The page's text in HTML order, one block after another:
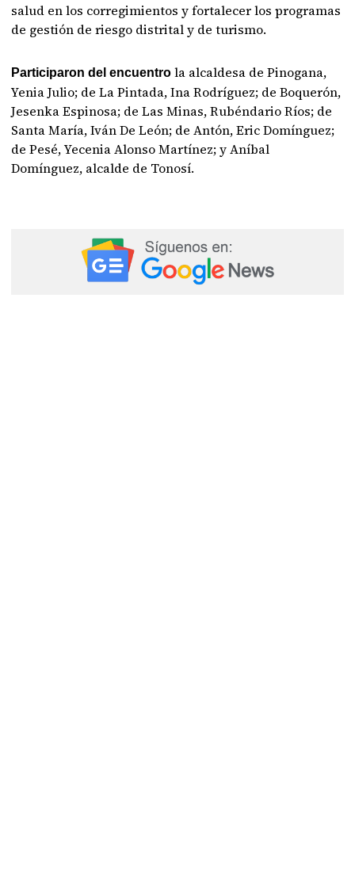
salud en los corregimientos y fortalecer los programas
de gestión de riesgo distrital y de turismo.
Participaron del encuentro la alcaldesa de Pinogana,
Yenia Julio; de La Pintada, Ina Rodríguez; de Boquerón,
Jesenka Espinosa; de Las Minas, Rubéndario Ríos; de
Santa María, Iván De León; de Antón, Eric Domínguez;
de Pesé, Yecenia Alonso Martínez; y Aníbal
Domínguez, alcalde de Tonosí.